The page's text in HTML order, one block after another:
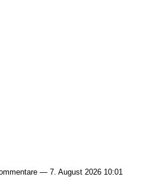
— 7. August 2026 10:01